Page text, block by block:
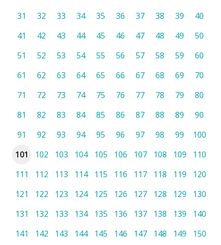
31
32 33 34 35 36 37 38 39
40
41
42 43 44 45 46 47 48 49
50
51
52 53 54 55 56 57 58 59
60
61
62 63 64 65 66 67 68 69
70
71
72 73 74 75 76 77 78 79
80
81
82 83 84 85 86 87 88 89
90
91
92 93 94 95 96 97 98 99
100
101
102 103 104 105 106 107 108 109
110
111
112 113 114 115 116 117 118 119
120
121
122 123 124 125 126 127 128 129
130
131
132 133 134 135 136 137 138 139
140
141
142 143 144 145 146 147 148 149
150